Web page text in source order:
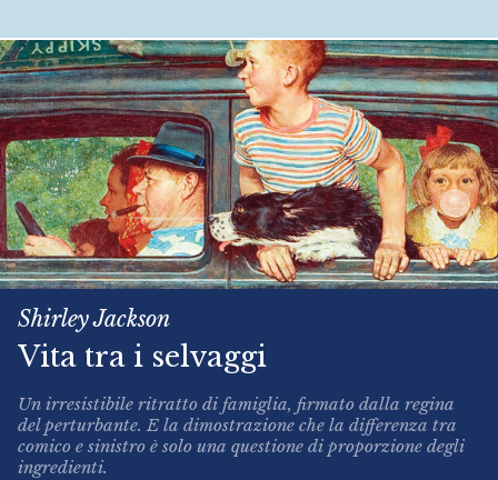
Shirley Jackson
Vita tra i selvaggi
Un irresistibile ritratto di famiglia, firmato dalla regina
del perturbante. E la dimostrazione che la differenza tra
comico e sinistro è solo una questione di proporzione degli
ingredienti.